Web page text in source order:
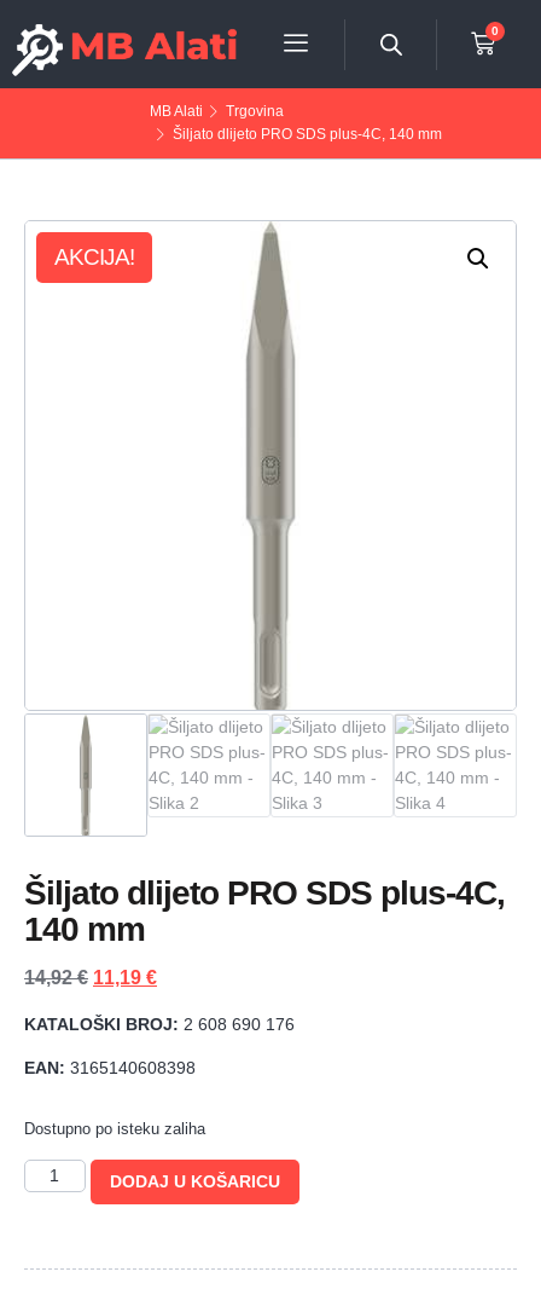
0
MB Alati
Trgovina
Šiljato dlijeto PRO SDS plus-4C, 140 mm
AKCIJA!
Šiljato dlijeto PRO SDS plus-4C,
140 mm
14,92€ 11,19 €
KATALOŠKI BROJ: 2 608 690 176
EAN: 3165140608398
Dostupno po isteku zaliha
DODAJ U KOŠARICU